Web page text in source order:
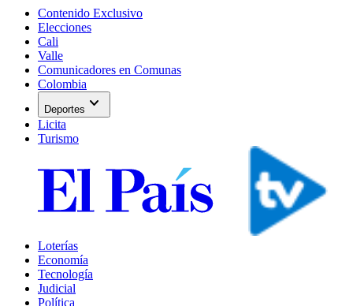
Contenido Exclusivo
Elecciones
Cali
Valle
Comunicadores en Comunas
Colombia
Deportes expand_more
Licita
Turismo
Loterías
Economía
Tecnología
Judicial
Política